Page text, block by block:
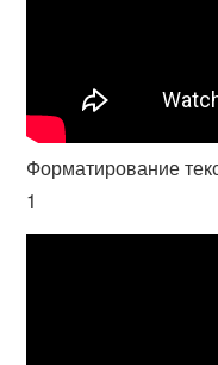
Форматирование
1